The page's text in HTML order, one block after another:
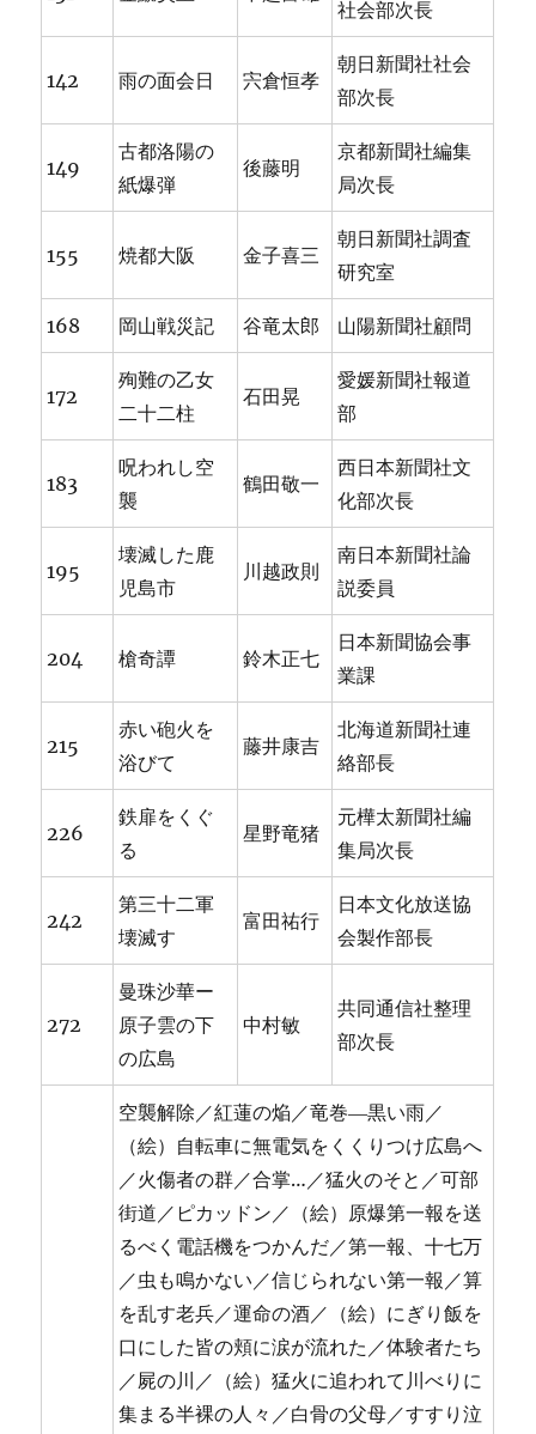
社会部次長
142 雨の面会日 宍倉恒孝
朝日新聞社社会
部次長
149
古都洛陽の
紙爆弾
後藤明
京都新聞社編集
局次長
155 焼都大阪 金子喜三
朝日新聞社調査
研究室
168 岡山戦災記 谷竜太郎 山陽新聞社顧問
172
殉難の乙女
二十二柱
石田晃
愛媛新聞社報道
部
183
呪われし空
襲
鶴田敬一
西日本新聞社文
化部次長
195
壊滅した鹿
児島市
川越政則
南日本新聞社論
説委員
204 槍奇譚 鈴木正七
日本新聞協会事
業課
215
赤い砲火を
浴びて
藤井康吉
北海道新聞社連
絡部長
226
鉄扉をくぐ
る
星野竜猪
元樺太新聞社編
集局次長
242
第三十二軍
壊滅す
富田祐行
日本文化放送協
会製作部長
272
曼珠沙華ー
原子雲の下
の広島
中村敏
共同通信社整理
部次長
空襲解除／紅蓮の焔／竜巻―黒い雨／
（絵）自転車に無電気をくくりつけ広島へ
／火傷者の群／合掌…／猛火のそと／可部
街道／ピカッドン／（絵）原爆第一報を送
るべく電話機をつかんだ／第一報、十七万
／虫も鳴かない／信じられない第一報／算
を乱す老兵／運命の酒／（絵）にぎり飯を
口にした皆の頬に涙が流れた／体験者たち
／屍の川／（絵）猛火に追われて川べりに
集まる半裸の人々／白骨の父母／すすり泣